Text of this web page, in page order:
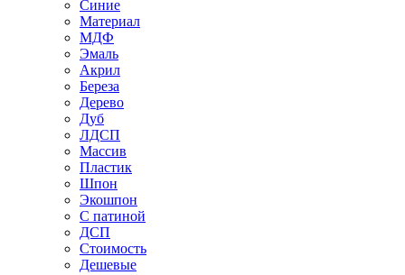
Синие
Материал
МДФ
Эмаль
Акрил
Береза
Дерево
Дуб
ЛДСП
Массив
Пластик
Шпон
Экошпон
С патиной
ДСП
Стоимость
Дешевые